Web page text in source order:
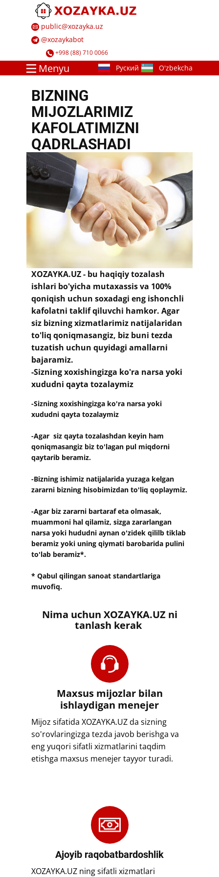
​ ​public@xozayka.uz
​ ​@xozayk​abot
​ ​+998 (88) 710 0066
Menyu
​BIZNING
MIJOZLARIMIZ
KAFOLATIMIZNI
QADRLASHADI
​XOZAYKA.UZ - bu haqiqiy tozalash
ishlari bo'yicha mutaxassis va 100%
qoniqish uchun soxadagi eng ishonchli
kafolatni taklif qiluvchi hamkor. Agar
siz bizning xizmatlarimiz natijalaridan
to'liq qoniqmasangiz, biz buni tezda
tuzatish uchun quyidagi amallarni
bajaramiz.
-Sizning xoxishingizga ko'ra narsa yoki
xududni qayta tozalaymiz
​-Sizning xoxishingizga ko'ra narsa yoki
xududni qayta tozalaymiz
-Agar siz qayta tozalashdan keyin ham
qoniqmasangiz biz to'lagan pul miqdorni​
qaytarib beramiz.
-Bizning ishimiz natijalarida yuzaga kelgan
zararni bizning hisobimizdan to'liq qoplaymiz.
-Agar biz zararni bartaraf eta olmasak,
muammoni hal qilamiz, sizga zararlangan
narsa yoki hududni aynan o'zidek qililb tiklab
beramiz yoki uning qiymati barobarida pulini
to'lab beramiz*.
* Qabul qilingan sanoat standartlariga
muvofiq.
​​Nima uchun XOZAYKA.UZ ni
tanlash kerak
​​Maxsus mijozlar bilan
ishlaydigan menejer
​​Mijoz sifatida XOZAYKA.UZ da sizning
so'rovlaringizga tezda javob berishga va
eng yuqori sifatli xizmatlarini taqdim
etishga maxsus menejer tayyor turadi.
​​Ajoyib raqobatbardoshlik
​​XOZAYKA.UZ ning sifatli xizmatlari